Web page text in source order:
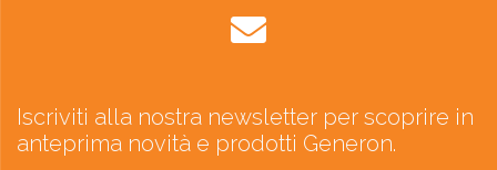
Iscriviti alla nostra newsletter per scoprire in
anteprima novità e prodotti Generon.